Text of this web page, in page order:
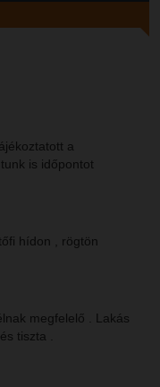
a
is időpontot
hídon , rögtön
megfelelő . Lakás
tiszta .